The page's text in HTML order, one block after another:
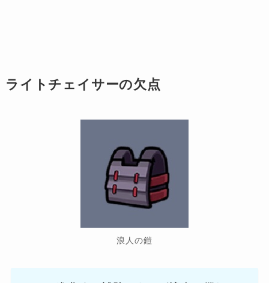
ライトチェイサーの欠点
浪人の鎧